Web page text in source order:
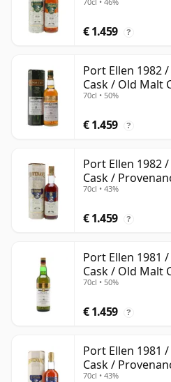
€ 1.459 ?
Port Ellen 1982
Cask / Old Malt
70cl • 50%
€ 1.459 ?
Port Ellen 1982
Cask /
70cl • 43%
€ 1.459 ?
Port Ellen 1981
Cask / Old Malt
70cl • 50%
€ 1.459 ?
Port Ellen 1981
Cask /
70cl • 43%